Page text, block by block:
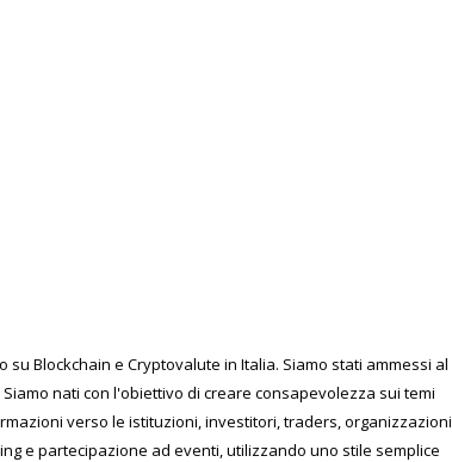
Blockchain e Cryptovalute in Italia. Siamo stati ammessi al
Siamo nati con l'obiettivo di creare consapevolezza sui temi
verso le istituzioni, investitori, traders, organizzazioni
e partecipazione ad eventi, utilizzando uno stile semplice